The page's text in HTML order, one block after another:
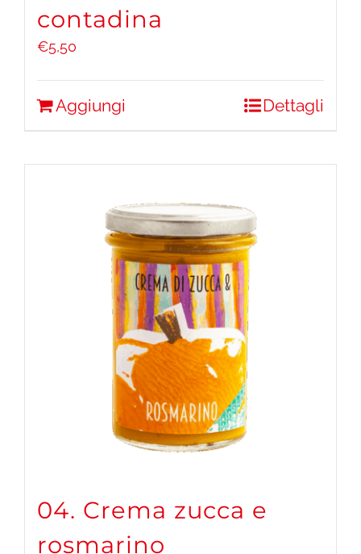
contadina
€5,50
Aggiungi Dettagli
04. Crema zucca e
rosmarino